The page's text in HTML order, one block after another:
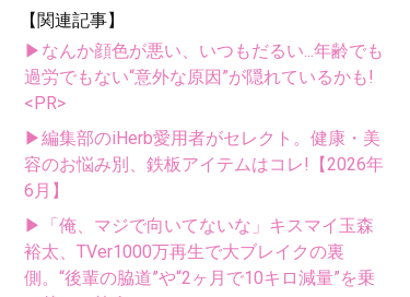
【関連記事】
▶なんか顔色が悪い、いつもだるい...年齢でも
過労でもない“意外な原因”が隠れているかも!
<PR>
▶編集部のiHerb愛用者がセレクト。健康・美
容のお悩み別、鉄板アイテムはコレ!【2026年
6月】
▶「俺、マジで向いてないな」キスマイ玉森
裕太、TVer1000万再生で大ブレイクの裏
側。“後輩の脇道”や“2ヶ月で10キロ減量”を乗